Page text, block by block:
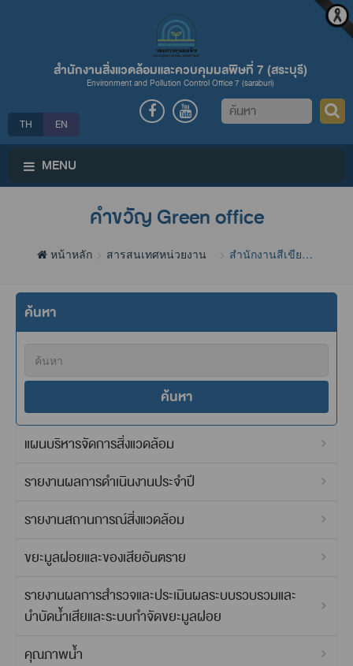
สำนักงานสิ่งแวดล้อมและควบคุมมลพิษที่ 7 (สระบุรี)
Environment and Pollution Control Office 7 (saraburi)
TH EN
ค้นหา
MENU
คำขวัญ Green office
หน้าหลัก สารสนเทศหน่วยงาน
สำนักงานสีเขียว
ค้นหา
ค้นหา
แผนบริหารจัดการสิ่งแวดล้อม
รายงานผลการดำเนินงานประจำปี
รายงานสถานการณ์สิ่งแวดล้อม
ขยะมูลฝอยและของเสียอันตราย
รายงานผลการสำรวจและประเมินผลระบบรวบรวมและ
บำบัดน้ำเสียและระบบกำจัดขยะมูลฝอย
คุณภาพน้ำ